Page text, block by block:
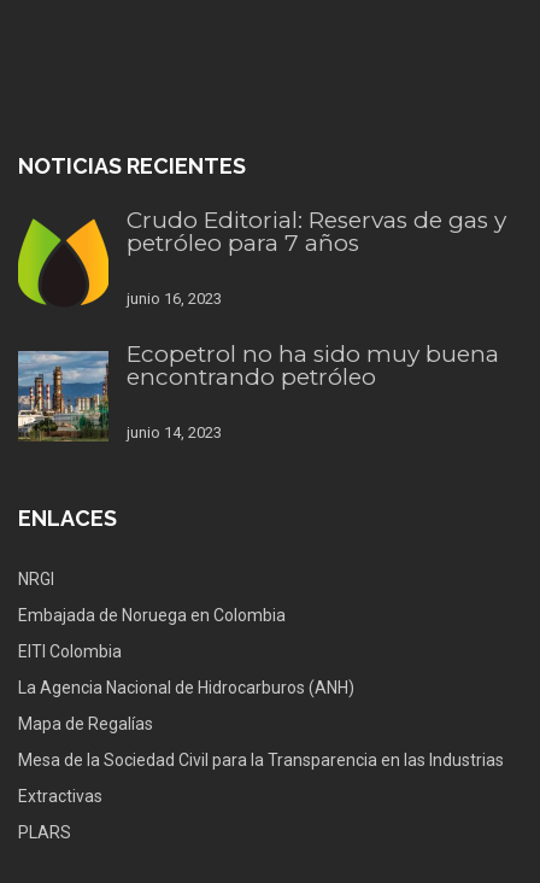
NOTICIAS RECIENTES
Crudo Editorial: Reservas de gas y
petróleo para 7 años
junio 16, 2023
Ecopetrol no ha sido muy buena
encontrando petróleo
junio 14, 2023
ENLACES
NRGI
Embajada de Noruega en Colombia
EITI Colombia
La Agencia Nacional de Hidrocarburos (ANH)
Mapa de Regalías
Mesa de la Sociedad Civil para la Transparencia en las Industrias
Extractivas
PLARS